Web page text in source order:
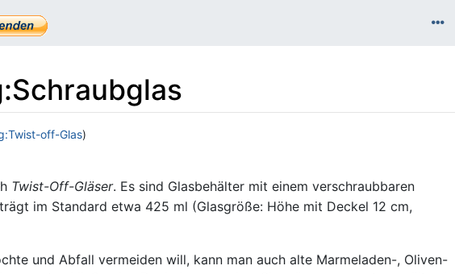
:Schraubglas
off-Glas)
Twist-Off-Gläser. Es sind Glasbehälter mit einem verschraubbaren
im Standard etwa 425 ml (Glasgröße: Höhe mit Deckel 12 cm,
und Abfall vermeiden will, kann man auch alte Marmeladen-, Oliven-